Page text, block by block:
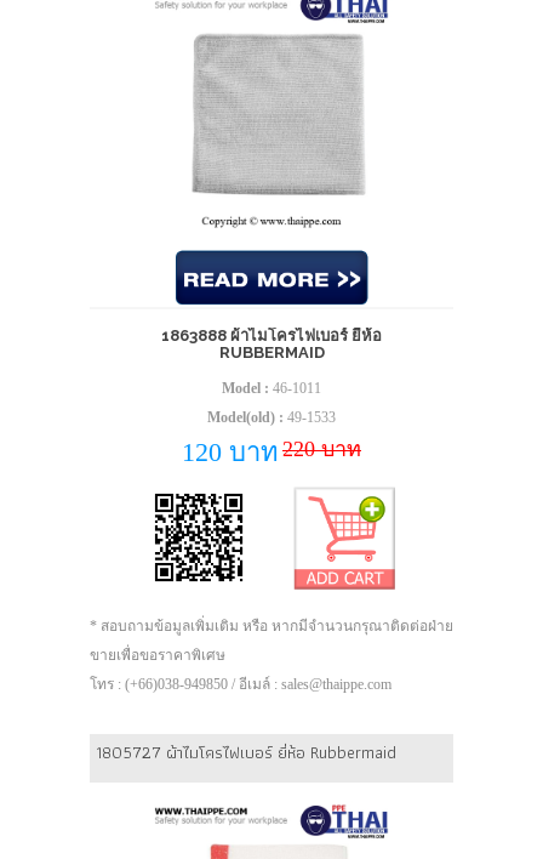
1863888 ผ้าไมโครไฟเบอร์ ยี่ห้อ
RUBBERMAID
Model : 46-1011
Model(old) : 49-1533
120 บาท 220 บาท
* สอบถามข้อมูลเพิ่มเติม หรือ หากมีจำนวนกรุณาติดต่อฝ่าย
ขายเพื่อขอราคาพิเศษ
โทร : (+66)038-949850 / อีเมล์ : sales@thaippe.com
1805727 ผ้าไมโครไฟเบอร์ ยี่ห้อ Rubbermaid